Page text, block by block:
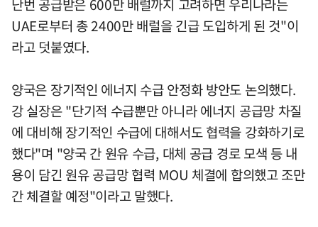
난번 공급받은 600만 배럴까지 고려하면 우리나라는
UAE로부터 총 2400만 배럴을 긴급 도입하게 된 것"이
라고 덧붙였다.
양국은 장기적인 에너지 수급 안정화 방안도 논의했다.
강 실장은 "단기적 수급뿐만 아니라 에너지 공급망 차질
에 대비해 장기적인 수급에 대해서도 협력을 강화하기로
했다"며 "양국 간 원유 수급, 대체 공급 경로 모색 등 내
용이 담긴 원유 공급망 협력 MOU 체결에 합의했고 조만
간 체결할 예정"이라고 말했다.